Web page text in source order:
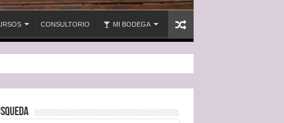
CONSULTORIO MI BODEGA